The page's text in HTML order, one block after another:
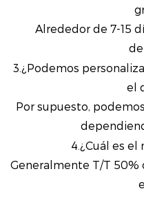
Alrededor de 7-15
3.¿Podemos
el
Por supuesto,
4.¿Cuál es
Generalmente T/T 50%